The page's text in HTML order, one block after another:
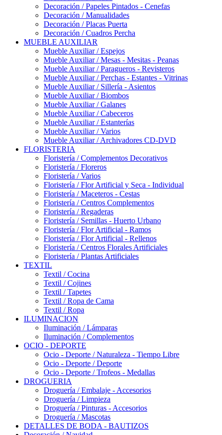
Decoración / Papeles Pintados - Cenefas
Decoración / Manualidades
Decoración / Placas Puerta
Decoración / Cuadros Percha
MUEBLE AUXILIAR
Mueble Auxiliar / Espejos
Mueble Auxiliar / Mesas - Mesitas - Peanas
Mueble Auxiliar / Paragueros - Revisteros
Mueble Auxiliar / Perchas - Estantes - Vitrinas
Mueble Auxiliar / Sillería - Asientos
Mueble Auxiliar / Biombos
Mueble Auxiliar / Galanes
Mueble Auxiliar / Cabeceros
Mueble Auxiliar / Estanterías
Mueble Auxiliar / Varios
Mueble Auxiliar / Archivadores CD-DVD
FLORISTERIA
Floristería / Complementos Decorativos
Floristería / Floreros
Floristería / Varios
Floristería / Flor Artificial y Seca - Individual
Floristería / Maceteros - Cestas
Floristería / Centros Complementos
Floristería / Regaderas
Floristería / Semillas - Huerto Urbano
Floristería / Flor Artificial - Ramos
Floristería / Flor Artificial - Rellenos
Floristería / Centros Florales Artificiales
Floristería / Plantas Artificiales
TEXTIL
Textil / Cocina
Textil / Cojines
Textil / Tapetes
Textil / Ropa de Cama
Textil / Ropa
ILUMINACION
Iluminación / Lámparas
Iluminación / Complementos
OCIO - DEPORTE
Ocio - Deporte / Naturaleza - Tiempo Libre
Ocio - Deporte / Deporte
Ocio - Deporte / Trofeos - Medallas
DROGUERIA
Droguería / Embalaje - Accesorios
Droguería / Limpieza
Droguería / Pinturas - Accesorios
Droguería / Mascotas
DETALLES DE BODA - BAUTIZOS